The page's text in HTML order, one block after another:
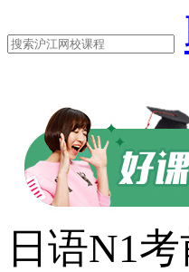
日语N1